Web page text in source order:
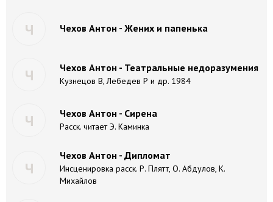
Ч Чехов Антон - Жених и папенька
Ч Чехов Антон - Театральные недоразумения
Кузнецов В, Лебедев Р и др. 1984
Ч Чехов Антон - Сирена
Расск. читает Э. Каминка
Ч
Чехов Антон - Дипломат
Инсценировка расск. Р. Плятт, О. Абдулов, К.
Михайлов